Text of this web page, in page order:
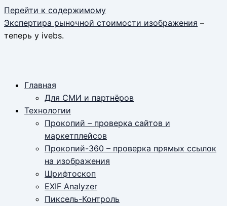
Перейти к содержимому
Экспертира рыночной стоимости изображения –
теперь у ivebs.
Главная
Для СМИ и партнёров
Технологии
Прокопий – проверка сайтов и
маркетплейсов
Прокопий-360 – проверка прямых ссылок
на изображения
Шрифтоскоп
EXIF Analyzer
Пиксель-Контроль